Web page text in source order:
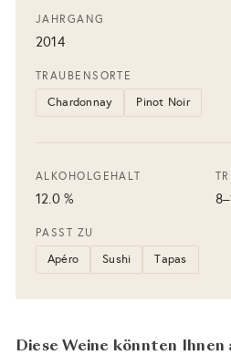
JAHRGANG
2014
TRAUBENSORTE
Chardonnay Pinot Noir
ALKOHOLGEHALT
12.0 %
PASST ZU
Apéro Sushi Tapas
Diese Weine könnten